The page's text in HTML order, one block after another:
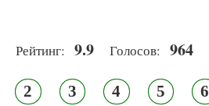
Рейтинг: 9.9 Голосов: 964
2 3 4 5 6